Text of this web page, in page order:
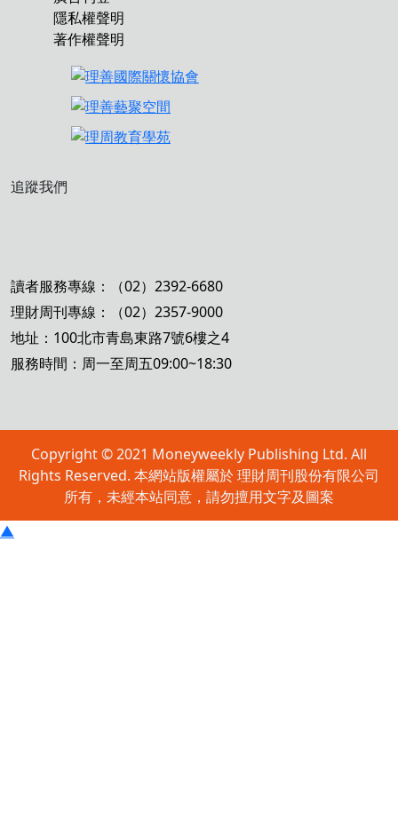
隱私權聲明
著作權聲明
追蹤我們
讀者服務專線：（02）2392-6680
理財周刊專線：（02）2357-9000
地址：100北市青島東路7號6樓之4
服務時間：周一至周五09:00~18:30
Copyright © 2021 Moneyweekly Publishing Ltd. All
Rights Reserved. 本網站版權屬於 理財周刊股份有限公司
所有，未經本站同意，請勿擅用文字及圖案
▲